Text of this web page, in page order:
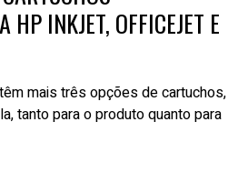
HP INKJET, OFFICEJET E
mais três opções de cartuchos,
tanto para o produto quanto para